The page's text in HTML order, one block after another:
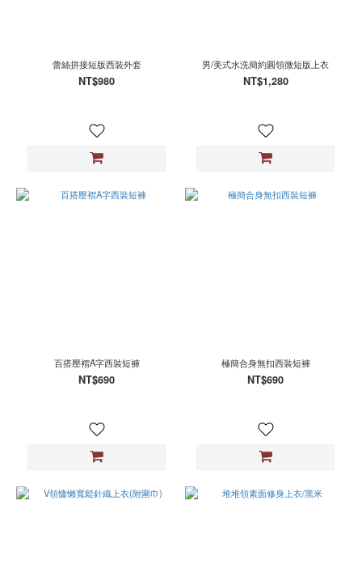
蕾絲拼接短版西裝外套
NT$980
男/美式水洗簡約圓領微短版上衣
NT$1,280
百搭壓褶A字西裝短褲
NT$690
極簡合身無扣西裝短褲
NT$690